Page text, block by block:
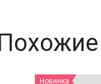
Новинка